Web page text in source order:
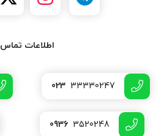
اطلاعات تماس
023 33330247
0936 3520248